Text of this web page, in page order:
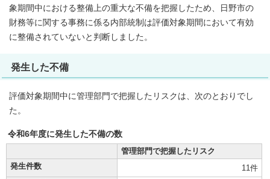
象期間中における整備上の重大な不備を把握したため、日野市の
財務等に関する事務に係る内部統制は評価対象期間において有効
に整備されていないと判断しました。
発生した不備
評価対象期間中に管理部門で把握したリスクは、次のとおりでし
た。
令和6年度に発生した不備の数
管理部門で把握したリスク
発生件数
11件